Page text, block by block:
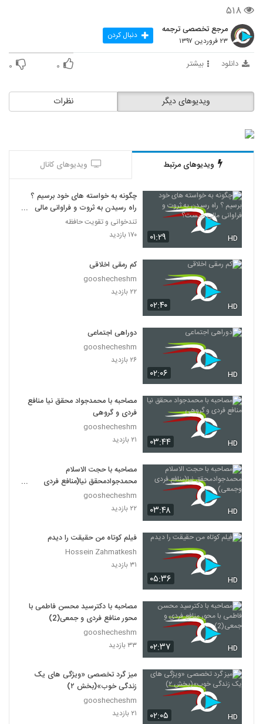
۵۱۸
مرجع تخصصی ترجمه
۲۳ فروردین ۱۳۹۷ دنبال کردن
دانلود بیشتر ۰ ۰
نظرات ویدیوهای دیگر
ویدیوهای مرتبط ویدیوهای کانال
۰۱:۲۹ HD
چگونه به خواسته های خود برسیم ؟
راه رسیدن به ثروت و فراوانی مالی
چیست؟
تندخوانی و تقویت حافظه
۱۷۰ بازدید
۰۲:۴۰ HD
کم رمقی اخلاقی
gooshecheshm
۲۲ بازدید
۰۲:۰۶ HD
دوراهی اجتماعی
gooshecheshm
۲۶ بازدید
۰۳:۴۴ HD
مصاحبه با محمدجواد محقق نیا منافع
فردی و گروهی
gooshecheshm
۲۱ بازدید
۰۳:۴۸ HD
مصاحبه با حجت الاسلام
محمدجوادمحقق نیا(منافع فردی
وجمعی)
gooshecheshm
۲۲ بازدید
۰۵:۳۶ HD
فیلم کوتاه من حقیقت را دیدم
Hossein Zahmatkesh
۳۱ بازدید
۰۲:۳۷ HD
مصاحبه با دکترسید محسن فاطمی با
محور منافع فردی و جمعی(2)
gooshecheshm
۳۳ بازدید
۰۲:۰۵ HD
میز گرد تخصصی «ویژگی های یک
زندگی خوب»(بخش ۲)
gooshecheshm
۲۱ بازدید